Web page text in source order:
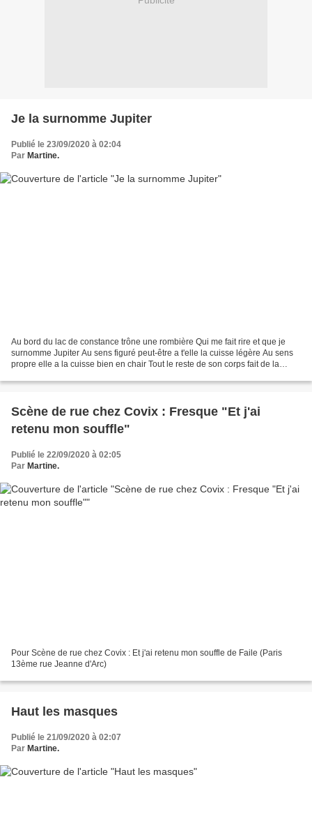
Je la surnomme Jupiter
Publié le 23/09/2020 à 02:04
Par Martine.
Au bord du lac de constance trône une rombière Qui me fait rire et que je
surnomme Jupiter Au sens figuré peut-être a t'elle la cuisse légère Au sens
propre elle a la cuisse bien en chair Tout le reste de son corps fait de la
Scène de rue chez Covix : Fresque "Et j'ai
retenu mon souffle"
Publié le 22/09/2020 à 02:05
Par Martine.
Pour Scène de rue chez Covix : Et j'ai retenu mon souffle de Faile (Paris
13ème rue Jeanne d'Arc)
Haut les masques
Publié le 21/09/2020 à 02:07
Par Martine.